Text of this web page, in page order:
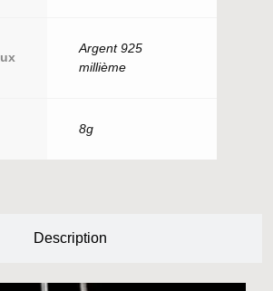
Description
Argent 925
millième
8g